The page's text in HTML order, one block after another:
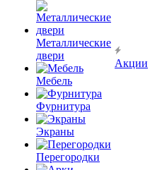
Металлические
двери
Мебель
Фурнитура
Экраны
Перегородки
Акции